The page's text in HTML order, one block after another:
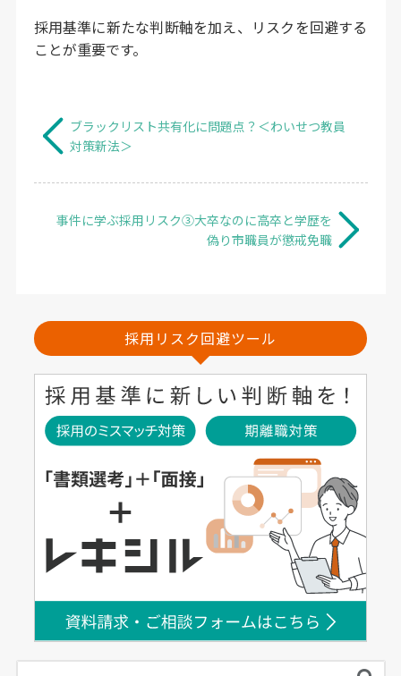
採用基準に新たな判断軸を加え、リスクを回避する
ことが重要です。
ブラックリスト共有化に問題点？＜わいせつ教員
対策新法＞
事件に学ぶ採用リスク③大卒なのに高卒と学歴を
偽り市職員が懲戒免職
採用リスク回避ツール